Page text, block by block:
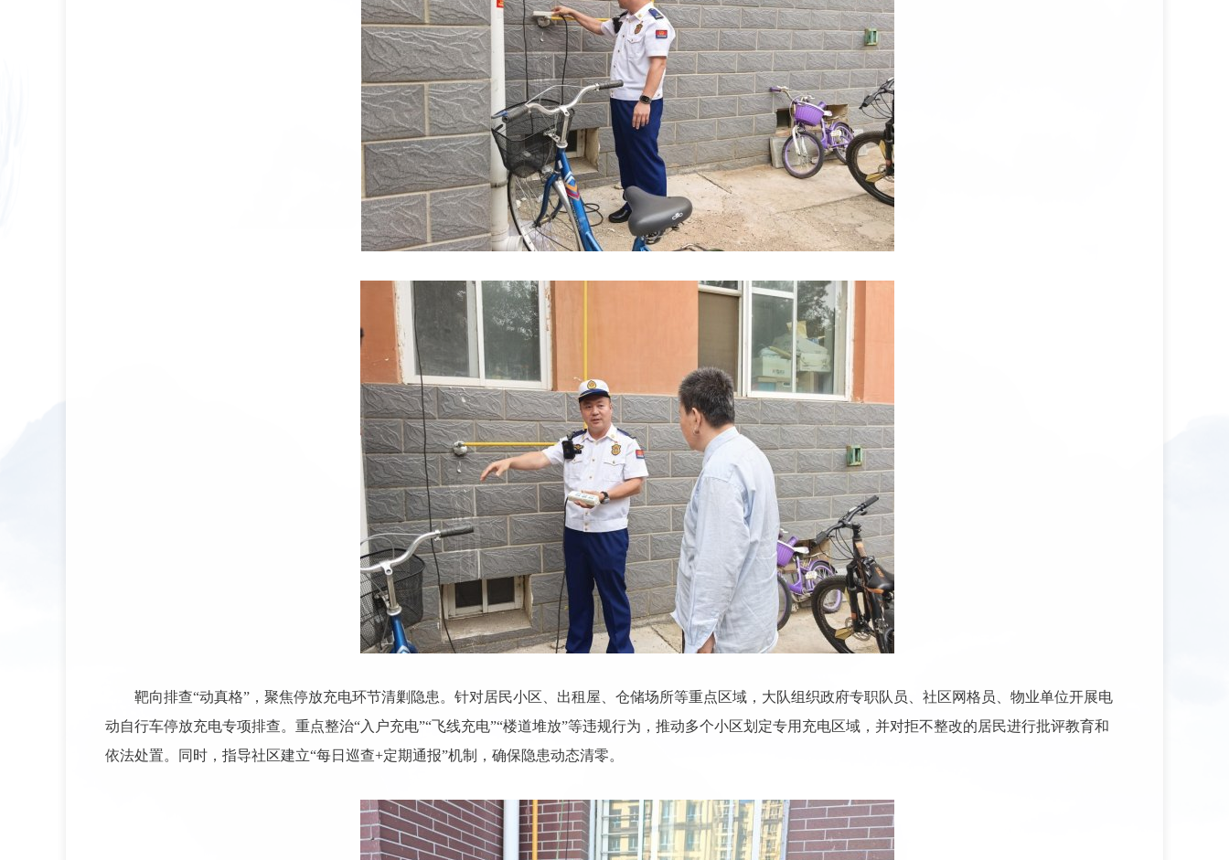
靶向排查“动真格”，聚焦停放充电环节清剿隐患。 针对居民小区、出租屋、仓储场所等重点区域，大队组织政府专职队员、社区网格员、物业单位开展电
动自行车停放充电专项排查。重点整治“入户充电”“飞线充电”“楼道堆放”等违规行为，推动多个小区划定专用充电区域，并对拒不整改的居民进行批评教育和
依法处置。同时，指导社区建立“每日巡查+定期通报”机制，确保隐患动态清零。